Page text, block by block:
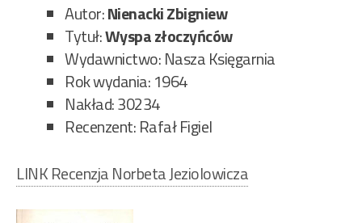
Autor:Nienacki Zbigniew
Tytuł:Wyspa złoczyńców
Wydawnictwo: Nasza Księgarnia
Rok wydania: 1964
Nakład: 30234
Recenzent: Rafał Figiel
LINK Recenzja Norbeta Jeziolowicza